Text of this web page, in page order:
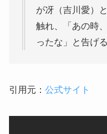
が冴（吉川愛）
触れ、「あの時
ったな」と告げる
引用元： 公式サイト